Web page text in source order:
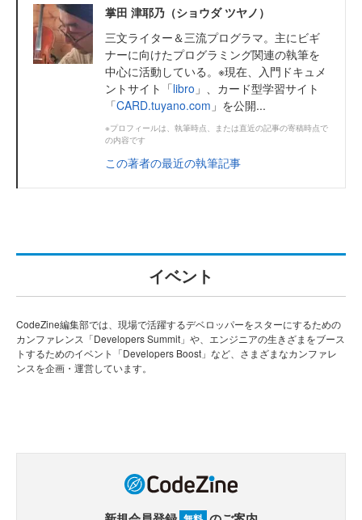
掌田 津耶乃（ショウダ ツヤノ）
三文ライター＆三流プログラマ。主にビギ
ナーに向けたプログラミング関連の執筆を
中心に活動している。※現在、入門ドキュメ
ントサイト「libro 」、カード型学習サイト
「CARD.tuyano.com 」を公開...
※プロフィールは、執筆時点、または直近の記事の寄稿時点で
の内容です
この著者の最近の執筆記事
イベント
CodeZine編集部では、現場で活躍するデベロッパーをスターにするための
カンファレンス「Developers Summit」や、エンジニアの生きざまをブース
トするためのイベント「Developers Boost」など、さまざまなカンファレ
ンスを企画・運営しています。